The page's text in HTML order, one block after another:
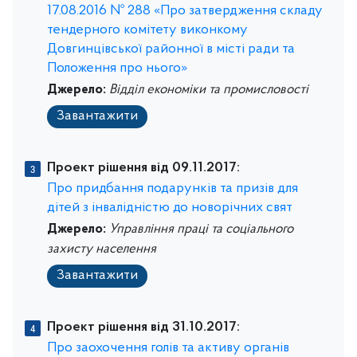
17.08.2016 № 288 «Про затвердження складу
тендерного комітету виконкому
Довгинцівської районної в місті ради та
Положення про нього»
Джерело: Відділ економіки та промисловості
Завантажити
Проект рішення від 09.11.2017:
Про придбання подарунків та призів для
дітей з інвалідністю до новорічних свят
Джерело: Управління праці та соціального
захисту населення
Завантажити
Проект рішення від 31.10.2017:
Про заохочення голів та активу органів